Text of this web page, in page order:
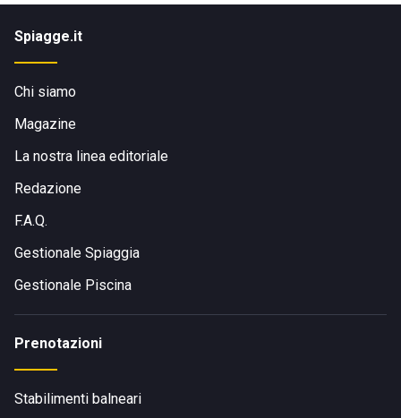
Spiagge.it
Chi siamo
Magazine
La nostra linea editoriale
Redazione
F.A.Q.
Gestionale Spiaggia
Gestionale Piscina
Prenotazioni
Stabilimenti balneari